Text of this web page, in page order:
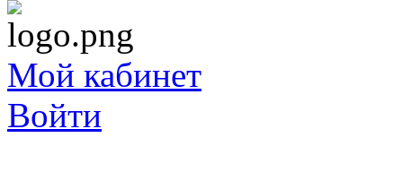
Мой кабинет
Войти